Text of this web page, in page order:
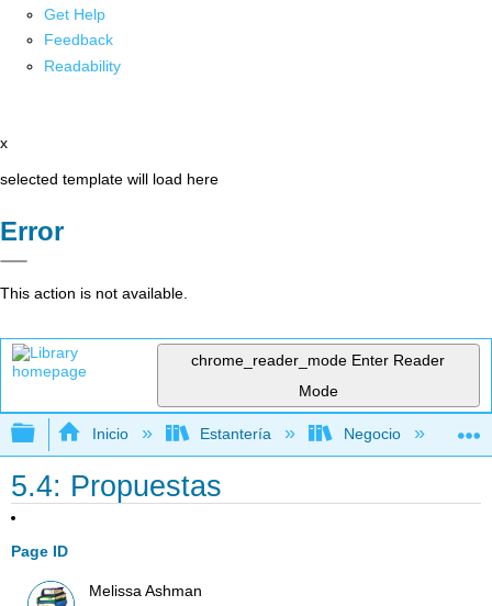
Get Help
Feedback
Readability
x
selected template will load here
Error
This action is not available.
chrome_reader_mode Enter Reader
Mode
Expandir/contraer jerarquía global
Inicio Estantería Negocio
5.4: Propuestas
Page ID
Melissa Ashman